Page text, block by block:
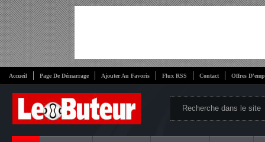
Accueil Page De Démarrage Ajouter Au Favoris Flux RSS Contact Offres